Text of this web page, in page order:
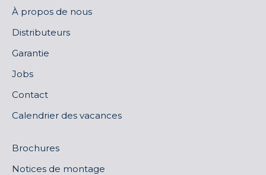
À propos de nous
Distributeurs
Garantie
Jobs
Contact
Calendrier des vacances
Brochures
Notices de montage